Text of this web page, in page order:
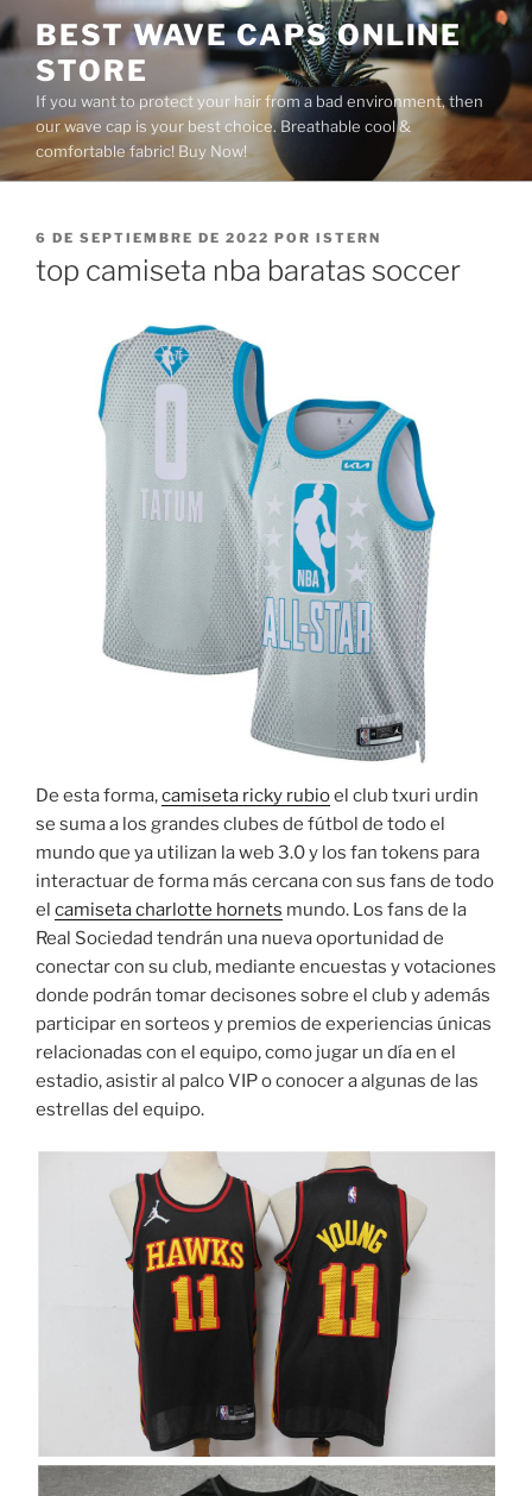
Saltar
al
contenido
BEST WAVE CAPS ONLINE
STORE
If you want to protect your hair from a bad environment, then
our wave cap is your best choice. Breathable cool &
comfortable fabric! Buy Now!
PUBLICADO
EL
6 DE SEPTIEMBRE DE 2022 POR ISTERN
top camiseta nba baratas soccer
De esta forma,camiseta ricky rubioel club txuri urdin
se suma a los grandes clubes de fútbol de todo el
mundo que ya utilizan la web 3.0 y los fan tokens para
interactuar de forma más cercana con sus fans de todo
el camiseta charlotte hornets mundo. Los fans de la
Real Sociedad tendrán una nueva oportunidad de
conectar con su club, mediante encuestas y votaciones
donde podrán tomar decisones sobre el club y además
participar en sorteos y premios de experiencias únicas
relacionadas con el equipo, como jugar un día en el
estadio, asistir al palco VIP o conocer a algunas de las
estrellas del equipo.